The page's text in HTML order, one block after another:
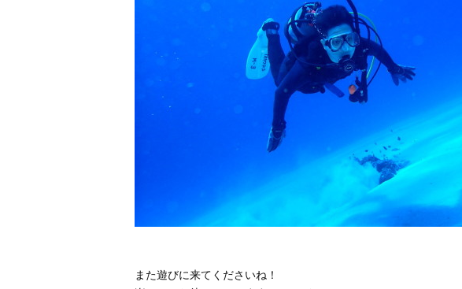
また遊びに来てくださいね！